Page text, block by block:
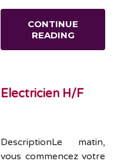
CONTINUE
READING
Electricien H/F
DescriptionLe matin,
vous commencez votre